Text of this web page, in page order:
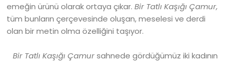
emeğin ürünü olarak ortaya çıkar.Bir Tatlı Kaşığı Çamur,
tüm bunların çerçevesinde oluşan, meselesi ve derdi
olan bir metin olma özelliğini taşıyor.
Bir Tatlı Kaşığı Çamursahnede gördüğümüz iki kadının